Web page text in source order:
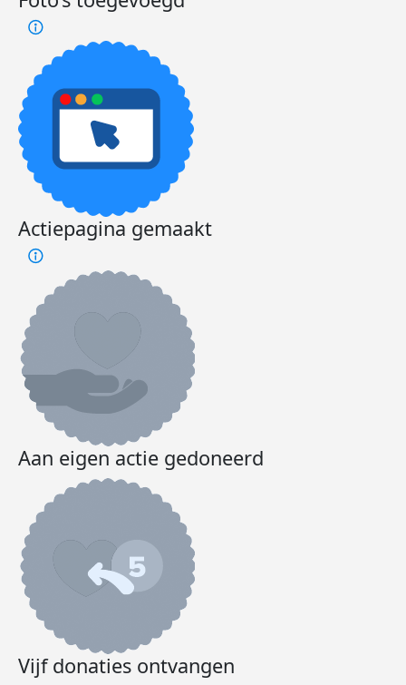
Actiepagina gemaakt
Aan eigen actie gedoneerd
Vijf donaties ontvangen